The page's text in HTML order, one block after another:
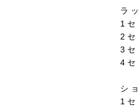
ラ
1 セ
2 セ
3 セ
4 セ
シ
1 セ